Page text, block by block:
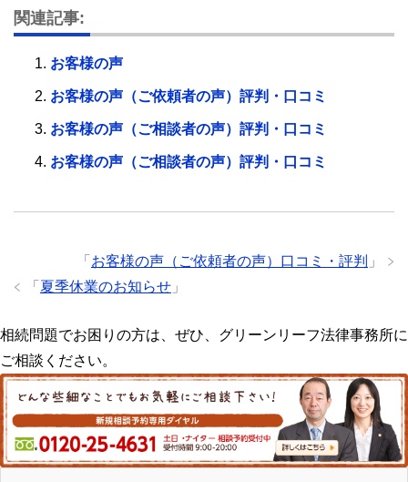
関連記事:
お客様の声
お客様の声（ご依頼者の声）評判・口コミ
お客様の声（ご相談者の声）評判・口コミ
お客様の声（ご相談者の声）評判・口コミ
「 お客様の声（ご依頼者の声）口コミ・評判 」
「 夏季休業のお知らせ 」
相続問題でお困りの方は、ぜひ、グリーンリーフ法律事務所に
ご相談ください。